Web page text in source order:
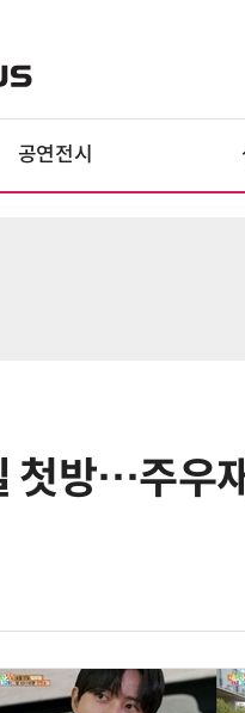
공연전시
첫방…주우
AI Native Enterprise를 지원하는 AI Ready Data 플랫폼 활용 전략